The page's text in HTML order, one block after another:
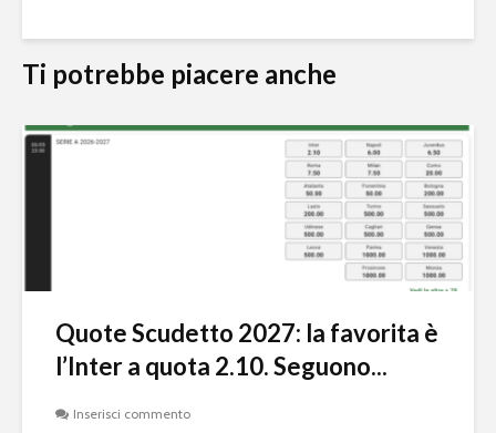
Ti potrebbe piacere anche
Quote Scudetto 2027: la favorita è
l’Inter a quota 2.10. Seguono...
Inserisci commento